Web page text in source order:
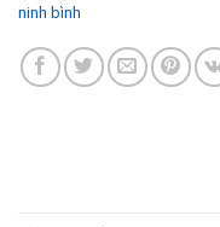
ninh bình